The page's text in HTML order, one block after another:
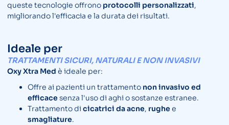
queste tecnologie offrono protocolli personalizzati,
migliorando l'efficacia e la durata dei risultati.
Ideale per
TRATTAMENTI SICURI, NATURALI E NON INVASIVI
Oxy Xtra Med è ideale per:
Offre ai pazienti un trattamento non invasivo ed
efficacesenza l'uso di aghi o sostanze estranee.
Trattamento di cicatrici da acne, rughee
smagliature.